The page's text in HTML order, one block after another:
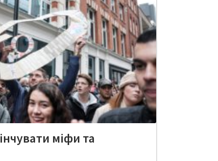
міфи та